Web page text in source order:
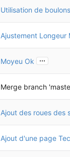
Utilisation de
Ajustement Longeur
Moyeu Ok ...
Merge branch
Ajout des roues des
Ajout d'une page